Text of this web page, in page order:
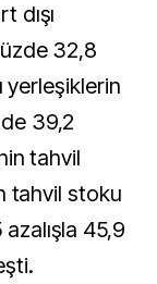
dışı
32,8
yerleşiklerin
39,2
tahvil
tahvil stoku
45,9